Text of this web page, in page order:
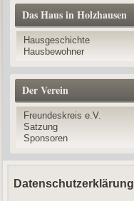
Das Haus in Holzhausen
Hausgeschichte
Hausbewohner
Der Verein
Freundeskreis e.V.
Satzung
Sponsoren
Datenschutzerklärung